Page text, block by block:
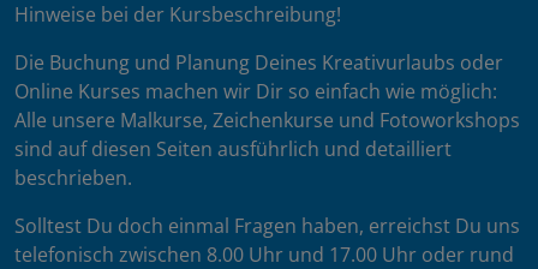
Hinweise bei der Kursbeschreibung!
Die Buchung und Planung Deines Kreativurlaubs oder
Online Kurses machen wir Dir so einfach wie möglich:
Alle unsere Malkurse, Zeichenkurse und Fotoworkshops
sind auf diesen Seiten ausführlich und detailliert
beschrieben.
Solltest Du doch einmal Fragen haben, erreichst Du uns
telefonisch zwischen 8.00 Uhr und 17.00 Uhr oder rund